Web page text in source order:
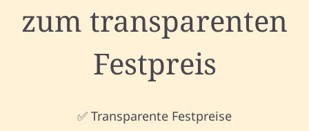
zum transparenten
Festpreis
✅ Transparente Festpreise